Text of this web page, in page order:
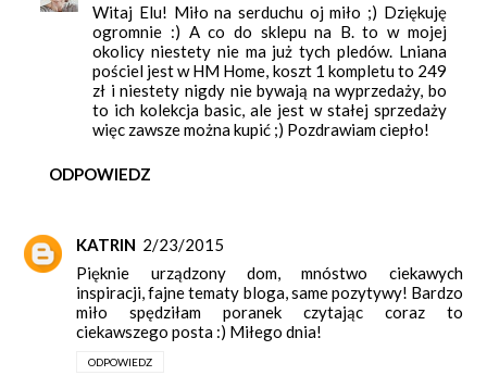
Witaj Elu! Miło na serduchu oj miło ;) Dziękuję
ogromnie :) A co do sklepu na B. to w mojej
okolicy niestety nie ma już tych pledów. Lniana
pościel jest w HM Home, koszt 1 kompletu to 249
zł i niestety nigdy nie bywają na wyprzedaży, bo
to ich kolekcja basic, ale jest w stałej sprzedaży
więc zawsze można kupić ;) Pozdrawiam ciepło!
ODPOWIEDZ
KATRIN 2/23/2015
Pięknie urządzony dom, mnóstwo ciekawych
inspiracji, fajne tematy bloga, same pozytywy! Bardzo
miło spędziłam poranek czytając coraz to
ciekawszego posta :) Miłego dnia!
ODPOWIEDZ